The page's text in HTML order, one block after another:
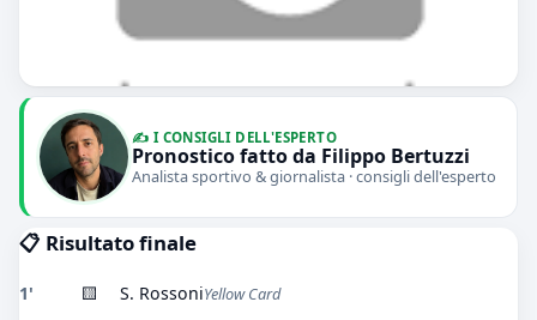
✍️ I CONSIGLI DELL'ESPERTO
Pronostico fatto da Filippo Bertuzzi
Analista sportivo & giornalista · consigli dell'esperto
📋 Risultato finale
1' 🟨 S. RossoniYellow Card